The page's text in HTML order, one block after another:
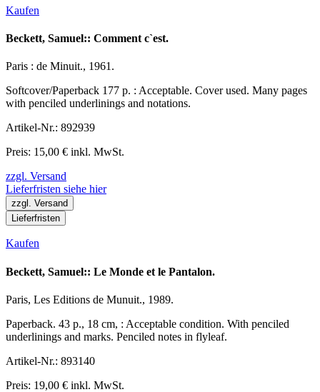
Kaufen
Beckett, Samuel:: Comment c`est.
Paris : de Minuit., 1961.
Softcover/Paperback 177 p. : Acceptable. Cover used. Many pages
with penciled underlinings and notations.
Artikel-Nr.: 892939
Preis: 15,00 € inkl. MwSt.
zzgl. Versand
Lieferfristen siehe hier
zzgl. Versand
Lieferfristen
Kaufen
Beckett, Samuel:: Le Monde et le Pantalon.
Paris, Les Editions de Munuit., 1989.
Paperback. 43 p., 18 cm, : Acceptable condition. With penciled
underlinings and marks. Penciled notes in flyleaf.
Artikel-Nr.: 893140
Preis: 19,00 € inkl. MwSt.